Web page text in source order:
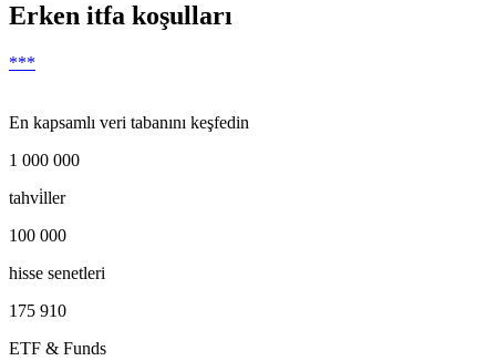
Erken itfa koşulları
***
En kapsamlı veri tabanını keşfedin
1 000 000
tahvi̇ller
100 000
hisse senetleri
175 910
ETF & Funds